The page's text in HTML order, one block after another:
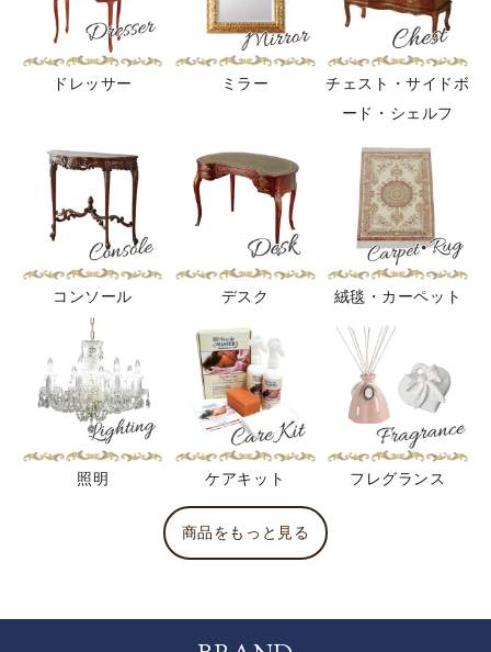
ドレッサー ミラー
チェスト・サイドボ
ード・シェルフ
コンソール デスク 絨毯・カーペット
照明 ケアキット フレグランス
商品をもっと見る